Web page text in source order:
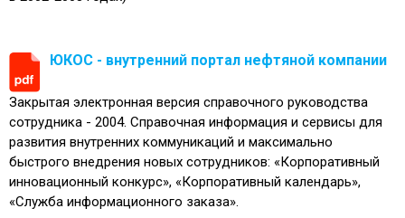
ЮКОС - внутренний портал нефтяной компании
Закрытая электронная версия справочного руководства
сотрудника - 2004. Справочная информация и сервисы для
развития внутренних коммуникаций и максимально
быстрого внедрения новых сотрудников: «Корпоративный
инновационный конкурс», «Корпоративный календарь»,
«Служба информационного заказа».